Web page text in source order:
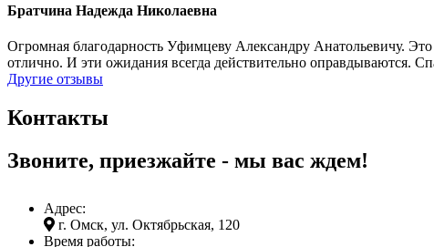
Братчина Надежда Николаевна
Огромная благодарность Уфимцеву Александру Анатольевичу.
отлично. И эти ожидания всегда действительно оправдываются.
Другие отзывы
Контакты
Звоните, приезжайте - мы вас ждем!
Адрес:
г. Омск, ул. Октябрьская, 120
Время работы: